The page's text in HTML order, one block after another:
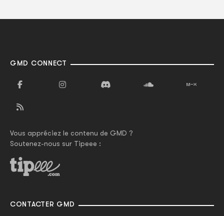
GMD CONNECT
Vous appréciez le contenu de GMD ?
Soutenez-nous sur Tipeee :
CONTACTER GMD